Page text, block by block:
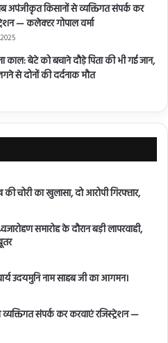
अपंजीकृत किसानों से व्यक्तिगत संपर्क कर
— कलेक्टर गोपाल वर्मा
काल: बेटे को बचाने दौड़े पिता की भी गई जान,
से दोनों की दर्दनाक मौत
चोरी का खुलासा, दो आरोपी गिरफ्तार,
समारोह के दौरान बड़ी लापरवाही,
उदयमुनि नाम साहब जी का आगमन।
संपर्क कर करवाएं रजिस्ट्रेशन —